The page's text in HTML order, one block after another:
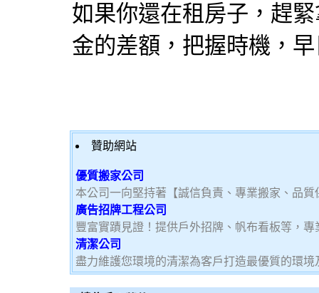
如果你還在租房子，趕
金的差額，把握時機，
贊助網站
優質搬家公司
本公司一向堅持著【誠信負責、專業搬家、品
廣告招牌工程公司
豐富實蹟見證！提供戶外招牌、帆布看板等，
清潔公司
盡力維護您環境的清潔為客戶打造最優質的環境